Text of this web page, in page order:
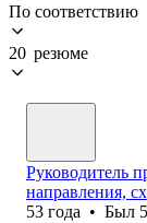
По соответствию
20 резюме
Руководитель
направления,
53 года • Был